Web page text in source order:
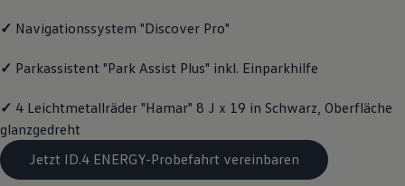
Räder und Reifen
Economy Service
Volkswagen Teile
Modellspezifisches Zubehör
Transport
Entertainment und Elektronik
Individualisieren
✓ Navigationssystem "Discover Pro"
✓ Parkassistent "Park Assist Plus" inkl. Einparkhilfe
✓ 4 Leichtmetallräder "Hamar" 8 J x 19 in Schwarz, Oberfläche
glanzgedreht
Jetzt ID.4 ENERGY-Probefahrt vereinbaren